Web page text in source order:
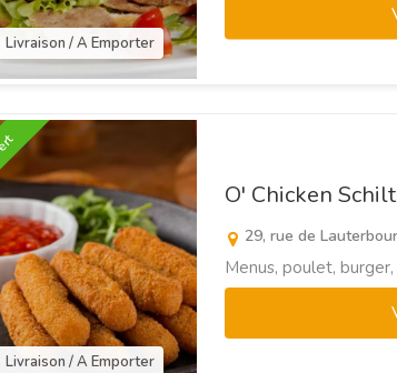
Livraison / A Emporter
Livraison / A Emporter
O' Chicken
29, rue de
Menus, poulet,